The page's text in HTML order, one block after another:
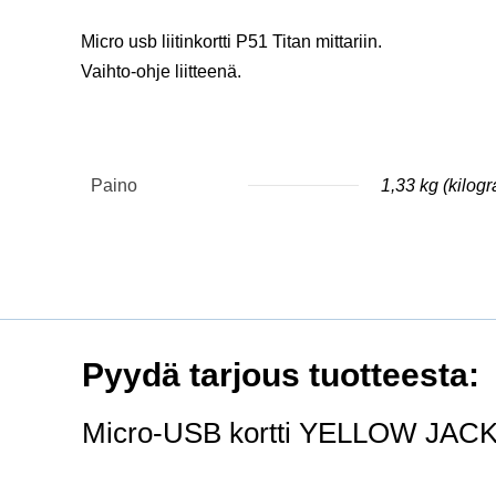
Micro usb liitinkortti P51 Titan mittariin.
Vaihto-ohje liitteenä.
Paino 1,33 kg
Pyydä tarjous tuotteesta:
Micro-USB kortti YELLOW